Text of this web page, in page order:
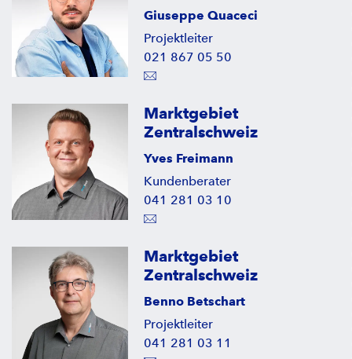
Giuseppe Quaceci
Projektleiter
021 867 05 50
Marktgebiet
Zentralschweiz
Yves Freimann
Kundenberater
041 281 03 10
Marktgebiet
Zentralschweiz
Benno Betschart
Projektleiter
041 281 03 11